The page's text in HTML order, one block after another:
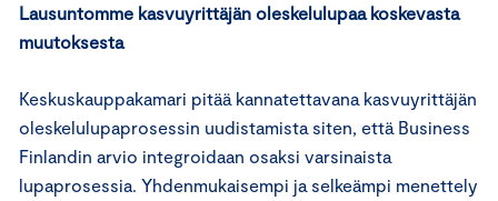
Lausuntomme kasvuyrittäjän oleskelulupaa koskevasta
muutoksesta
Keskuskauppakamari pitää kannatettavana kasvuyrittäjän
oleskelulupaprosessin uudistamista siten, että Business
Finlandin arvio integroidaan osaksi varsinaista
lupaprosessia. Yhdenmukaisempi ja selkeämpi menettely